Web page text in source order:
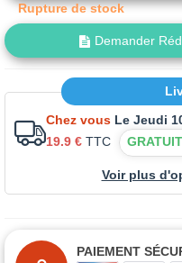
Rupture de stock
Demander
Chez vous Le Jeudi
19.9 € TTC GRATUIT
Voir plus
PAIEMENT